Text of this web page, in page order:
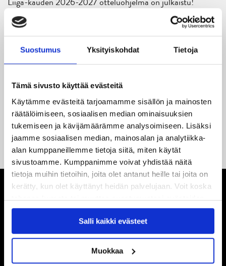
Suostumus Yksityiskohdat Tietoja
Tämä sivusto käyttää evästeitä
Käytämme evästeitä tarjoamamme sisällön ja mainosten
räätälöimiseen, sosiaalisen median ominaisuuksien
tukemiseen ja kävijämäärämme analysoimiseen. Lisäksi
jaamme sosiaalisen median, mainosalan ja analytiikka-
alan kumppaneillemme tietoja siitä, miten käytät
sivustoamme. Kumppanimme voivat yhdistää näitä
tietoja muihin tietoihin, joita olet antanut heille tai joita on
kerätty, kun olet käyttänyt heidän palvelujaan. Voit koska
tahansa kumota tai muuttaa suostumustasi evästeiden
käytöstäEvästeet-sivultamme.
Salli kaikki evästeet
Muokkaa
27.05.2026
Reece Newkirk vahvistamaan JYP-hyökkäystä!
18.05.2026
yhteistyö jatkuu
14.05.2026
Tuore Sveitsin mestari Juuso Arola JYP-puolustukseen
kahden vuoden sopimuksella